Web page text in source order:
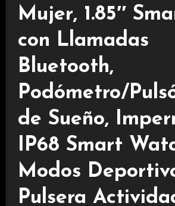
Mujer, 1.85″
con Llamadas
Bluetooth,
Podómetro/
de Sueño,
IP68 Smart
Modos
Pulsera